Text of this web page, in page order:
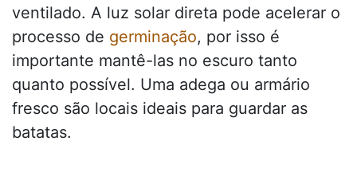
ventilado. A luz solar direta pode acelerar o
processo de germinação, por isso é
importante mantê-las no escuro tanto
quanto possível. Uma adega ou armário
fresco são locais ideais para guardar as
batatas.